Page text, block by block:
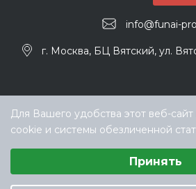
info@funai-
г. Москва, БЦ Вятский, ул.
Для Вашего удобства этот веб-
cookie и системы обезличенной
Принять